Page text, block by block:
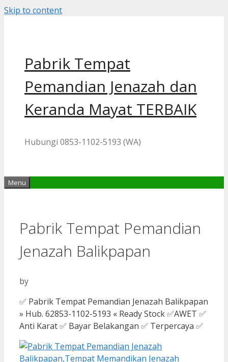
Skip to content
Pabrik Tempat
Pemandian Jenazah dan
Keranda Mayat TERBAIK
Hubungi 0853-1102-5193 (WA)
Menu
Pabrik Tempat Pemandian
Jenazah Balikpapan
by
✅ Pabrik Tempat Pemandian Jenazah Balikpapan
» Hub. 62853-1102-5193 « Ready Stock ✅AWET ✅
Anti Karat ✅ Bayar Belakangan ✅ Terpercaya ✅